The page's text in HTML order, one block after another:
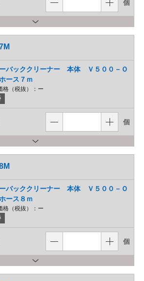
個
バッククリーナー 本体 Ｖ５００－Ｏ
ース７ｍ
格（税抜）： ー
個
バッククリーナー 本体 Ｖ５００－Ｏ
ース８ｍ
格（税抜）： ー
個